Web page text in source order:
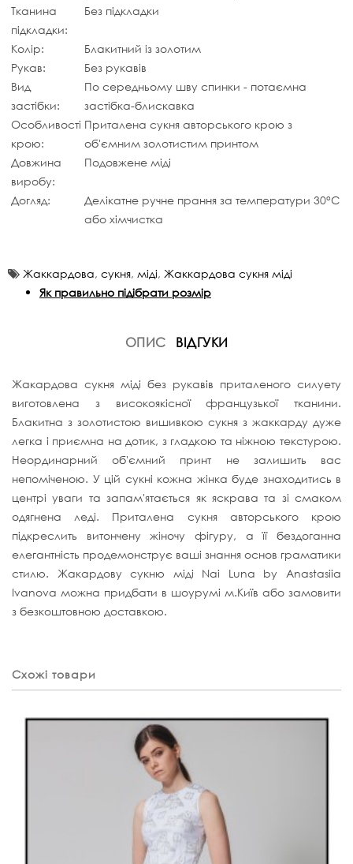
Тканина
підкладки:
Без підкладки
Колір:
Блакитний із золотим
Рукав:
Без рукавів
Вид
застібки:
По середньому шву спинки - потаємна
застібка-блискавка
Особливості
крою:
Приталена сукня авторського крою з
об'ємним золотистим принтом
Довжина
виробу:
Подовжене міді
Догляд:
Делікатне ручне прання за температури 30°C
або хімчистка
Жаккардова, сукня, міді, Жаккардова сукня міді
Як правильно підібрати розмір
ОПИС ВІДГУКИ
Жакардова сукня міді без рукавів приталеного силуету
виготовлена з високоякісної французької тканини.
Блакитна з золотистою вишивкою сукня з жаккарду дуже
легка і приємна на дотик, з гладкою та ніжною текстурою.
Неординарний об'ємний принт не залишить вас
непоміченою. У цій сукні кожна жінка буде знаходитись в
центрі уваги та запам'ятається як яскрава та зі смаком
одягнена леді. Приталена сукня авторського крою
підкреслить витончену жіночу фігуру, а її бездоганна
елегантність продемонструє ваші знання основ граматики
стилю. Жакардову сукню міді Nai Luna by Anastasiia
Ivanova можна придбати в шоурумі м.Київ або замовити
з безкоштовною доставкою.
Схожі товари